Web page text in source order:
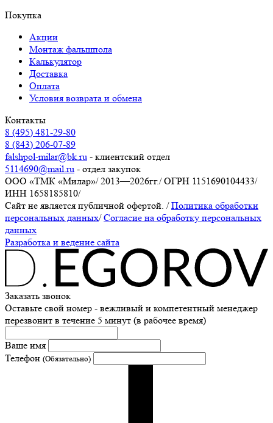
Покупка
Акции
Монтаж фальшпола
Калькулятор
Доставка
Оплата
Условия возврата и обмена
Контакты
8 (495) 481-29-80
8 (843) 206-07-89
falshpol-milar@bk.ru - клиентский отдел
5114690@mail.ru - отдел закупок
ООО «ТМК «Милар»/ 2013—2026гг./ОГРН 1151690104433/
ИНН 1658185810/
Сайт не является публичной офертой. / Политика обработки
персональных данных/ Согласие на обработку персональных
данных
Разработка и ведение сайта
Заказать звонок
Оставьте свой номер - вежливый и компетентный менеджер
перезвонит в течение 5 минут (в рабочее время)
Ваше имя
Телефон (Обязательно)